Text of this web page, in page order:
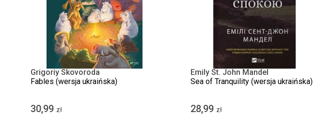
Grigoriy Skovoroda
Fables (wersja ukraińska)
30,99 zł
Emily St. John Mandel
Sea of Tranquility (wersja ukraińska)
28,99 zł